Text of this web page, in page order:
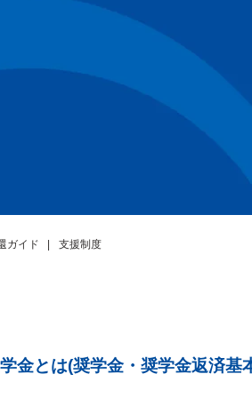
ガイド 支援制度
金とは(奨学金・奨学金返済基